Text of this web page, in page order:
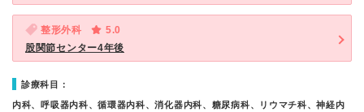
整形外科
5.0
股関節センター4年後
診療科目：
内科、呼吸器内科、循環器内科、消化器内科、糖尿病科、リウマチ科、神経内